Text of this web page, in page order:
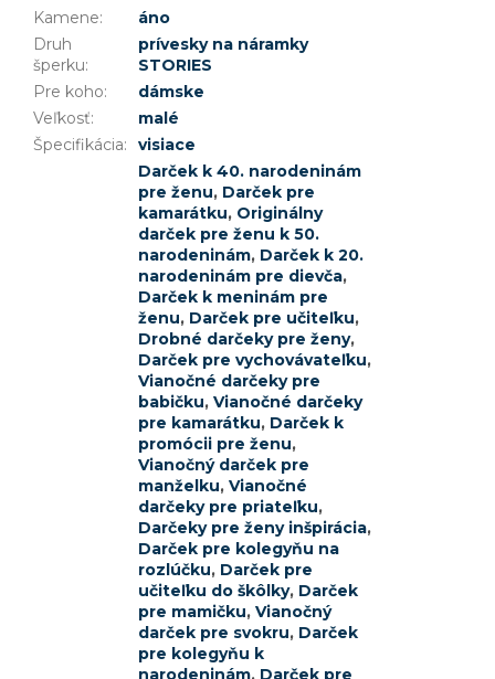
Kamene:
áno
Druh
šperku:
prívesky na náramky
STORIES
Pre koho:
dámske
Veľkosť:
malé
Špecifikácia: visiace
Darček k 40. narodeninám
pre ženu, Darček pre
kamarátku, Originálny
darček pre ženu k 50.
narodeninám, Darček k 20.
narodeninám pre dievča,
Darček k meninám pre
ženu, Darček pre učiteľku,
Drobné darčeky pre ženy,
Darček pre vychovávateľku,
Vianočné darčeky pre
babičku, Vianočné darčeky
pre kamarátku, Darček k
promócii pre ženu,
Vianočný darček pre
manželku, Vianočné
darčeky pre priateľku,
Darčeky pre ženy inšpirácia,
Darček pre kolegyňu na
rozlúčku, Darček pre
učiteľku do škôlky, Darček
pre mamičku, Vianočný
darček pre svokru, Darček
pre kolegyňu k